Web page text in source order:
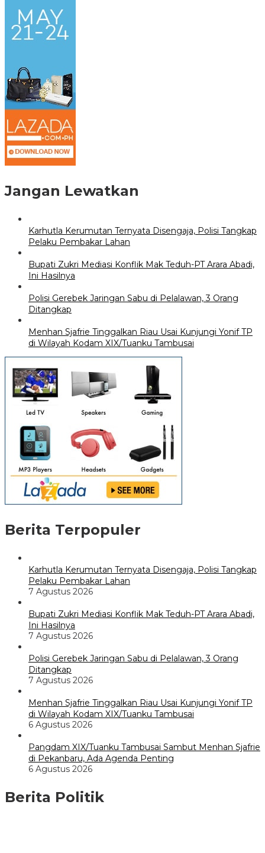
Jangan Lewatkan
Karhutla Kerumutan Ternyata Disengaja, Polisi Tangkap
Pelaku Pembakar Lahan
Bupati Zukri Mediasi Konflik Mak Teduh-PT Arara Abadi,
Ini Hasilnya
Polisi Gerebek Jaringan Sabu di Pelalawan, 3 Orang
Ditangkap
Menhan Sjafrie Tinggalkan Riau Usai Kunjungi Yonif TP
di Wilayah Kodam XIX/Tuanku Tambusai
Berita Terpopuler
Karhutla Kerumutan Ternyata Disengaja, Polisi Tangkap
Pelaku Pembakar Lahan
7 Agustus 2026
Bupati Zukri Mediasi Konflik Mak Teduh-PT Arara Abadi,
Ini Hasilnya
7 Agustus 2026
Polisi Gerebek Jaringan Sabu di Pelalawan, 3 Orang
Ditangkap
7 Agustus 2026
Menhan Sjafrie Tinggalkan Riau Usai Kunjungi Yonif TP
di Wilayah Kodam XIX/Tuanku Tambusai
6 Agustus 2026
Pangdam XIX/Tuanku Tambusai Sambut Menhan Sjafrie
di Pekanbaru, Ada Agenda Penting
6 Agustus 2026
Berita Politik